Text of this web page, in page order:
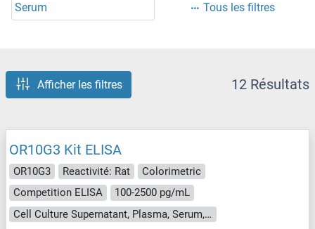
Serum Tous les filtres
Afficher les filtres 12 Résultats
OR10G3 Kit ELISA
OR10G3 Reactivité: Rat
Colorimetric
Competition ELISA
100-2500 pg/mL
Cell Culture Supernatant, Plasma, Serum, Tissue Homogenate